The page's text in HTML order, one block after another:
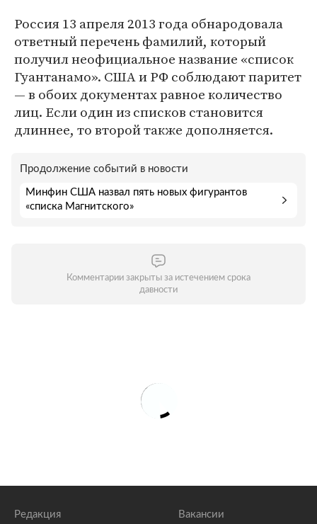
Россия 13 апреля 2013 года обнародовала
ответный перечень фамилий, который
получил неофициальное название «список
Гуантанамо». США и РФ соблюдают паритет
— в обоих документах равное количество
лиц. Если один из списков становится
длиннее, то второй также дополняется.
Продолжение событий в новости
Минфин США назвал пять новых фигурантов
«списка Магнитского»
Комментарии закрыты за истечением срока
давности
Редакция Вакансии